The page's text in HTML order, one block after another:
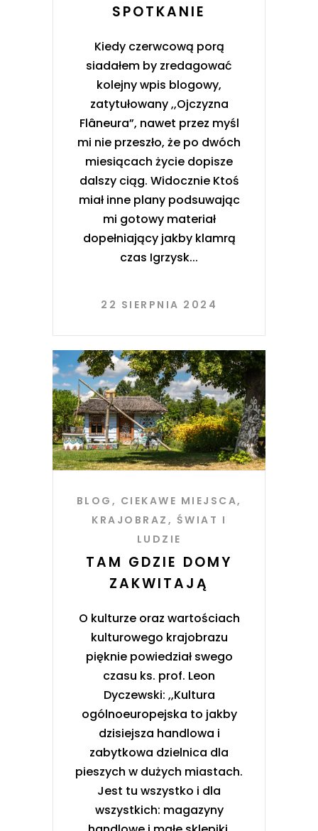
SPOTKANIE
Kiedy czerwcową porą
siadałem by zredagować
kolejny wpis blogowy,
zatytułowany ,,Ojczyzna
Flâneura”, nawet przez myśl
mi nie przeszło, że po dwóch
miesiącach życie dopisze
dalszy ciąg. Widocznie Ktoś
miał inne plany podsuwając
mi gotowy materiał
dopełniający jakby klamrą
czas Igrzysk
22 SIERPNIA 2024
BLOG , CIEKAWE MIEJSCA,
KRAJOBRAZ , ŚWIAT I
LUDZIE
TAM GDZIE DOMY
ZAKWITAJĄ
O kulturze oraz wartościach
kulturowego krajobrazu
pięknie powiedział swego
czasu ks. prof. Leon
Dyczewski: ,,Kultura
ogólnoeuropejska to jakby
dzisiejsza handlowa i
zabytkowa dzielnica dla
pieszych w dużych miastach.
Jest tu wszystko i dla
wszystkich: magazyny